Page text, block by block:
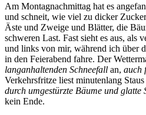
Am Montagnachmittag hat es
und schneit, wie viel zu dicker
Äste und Zweige und Blätter, die
schweren Last. Fast sieht es aus, als
und links von mir, während ich über
in den Feierabend fahre. Der
langanhaltenden Schneefall an, auch
Verkehrsfritze liest minutenlang Staus
durch umgestürzte Bäume und glatte
kein Ende.